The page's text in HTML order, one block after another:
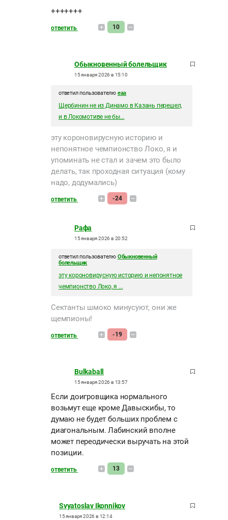
+++++++
ответить 10
Обыкновенный болельщик
15 января 2026 в 15:10
ответил пользователю eaa
Щербинин не из Динамо в Казань перешел,
и в Локомотиве не бы...
эту короновирусную историю и
непонятное чемпионство Локо, я и
упоминать не стал и зачем это было
делать, так проходная ситуация (кому
надо, додумались)
ответить -24
Рафа
15 января 2026 в 20:52
ответил пользователю Обыкновенный
болельщик
эту короновирусную историю и непонятное
чемпионство Локо, я ...
Сектанты шмоко минусуют, они же
щемпионы!
ответить -19
Bulkaball
15 января 2026 в 13:57
Если доигровщика нормального
возьмут еще кроме Давыскибы, то
думаю не будет больших проблем с
диагональным. Лабинский вполне
может переодически выручать на этой
позиции.
ответить 13
Svyatoslav Ikonnikov
15 января 2026 в 12:14